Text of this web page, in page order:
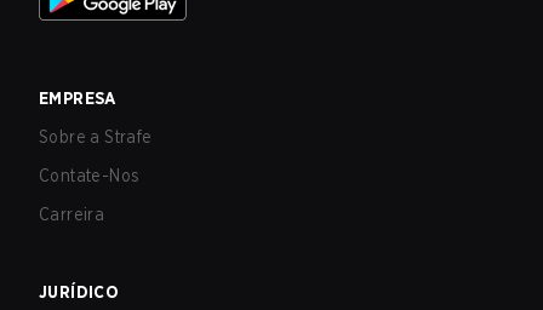
EMPRESA
Sobre a Strafe
Contate-Nos
Carreira
JURÍDICO